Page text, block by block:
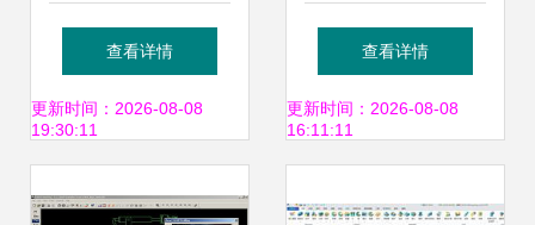
办？3年工作经验
帮你总结
查看详情
更新时间：2026-08-08
19:30:11
理软件UI规范与界
面设计指南
查看详情
更新时间：2026-08-08
16:11:11